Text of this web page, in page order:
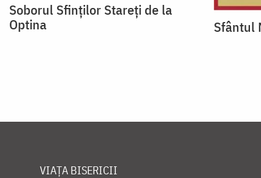
Soborul Sfinţilor Stareţi de la
Optina
Sfântul
VIAȚA BISERICII